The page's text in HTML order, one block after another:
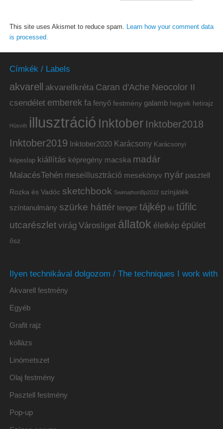
This site uses Akismet to reduce spam.
Learn how your comment data
is processed.
Címkék / Labels
akvarell akvarellkréta Caran d'Ache Neocolor II
csendélet emberek fa fenyő festmény galamb hegyek hetirajz
Húsvét illusztráció Inktober Inktober2018
Inktober2019 Inktober2020 Karácsony Karácsonyi
képeslap kiállítás képregény macska madár
MalacésTehén meseillusztráció mesekönyv nyár pasztell
Rozka és Vadóc sketchbook SwimathonBp2022 színjáték
színtanulmány szürke háttér tenger tájkép tél tűfilc
utcarészlet virág Városliget állatok életkép épület
ősz
Ilyen technikával dolgozom / The techniques I work with
Akvarell festmény
Egyéb
Grafit rajz
kollázs
Linómetszet
Olaj festmény
Pasztell festmény
Pop-up